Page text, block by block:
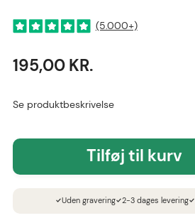
(5.000+)
195,00 KR.
Se produktbeskrivelse
tilføj til kurv
checkUden graveringcheck2-3 dages leveringcheck